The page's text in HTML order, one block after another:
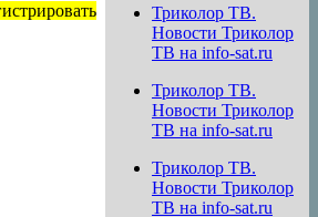
Триколор ТВ.
Новости Триколор
ТВ на info-sat.ru
Триколор ТВ.
Новости Триколор
ТВ на info-sat.ru
Триколор ТВ.
Новости Триколор
ТВ на info-sat.ru